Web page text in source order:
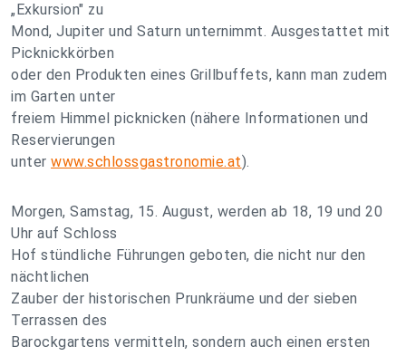
„Exkursion" zu
Mond, Jupiter und Saturn unternimmt. Ausgestattet mit
Picknickkörben
oder den Produkten eines Grillbuffets, kann man zudem
im Garten unter
freiem Himmel picknicken (nähere Informationen und
Reservierungen
unter www.schlossgastronomie.at).
Morgen, Samstag, 15. August, werden ab 18, 19 und 20
Uhr auf Schloss
Hof stündliche Führungen geboten, die nicht nur den
nächtlichen
Zauber der historischen Prunkräume und der sieben
Terrassen des
Barockgartens vermitteln, sondern auch einen ersten